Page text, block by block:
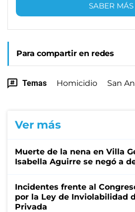
SABER MÁS
Para compartir en redes
Temas Homicidio San
Ver más
Muerte de la nena en Villa
Isabella Aguirre se negó a
Incidentes frente al
por la Ley de Inviolabilidad
Privada